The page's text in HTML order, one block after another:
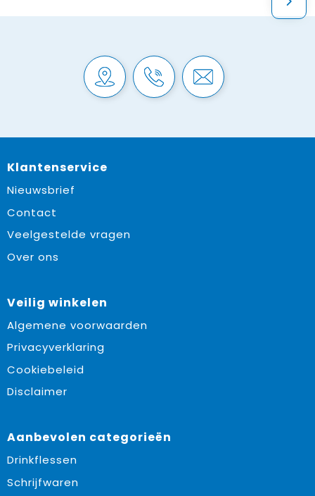
Klantenservice
Nieuwsbrief
Contact
Veelgestelde vragen
Over ons
Veilig winkelen
Algemene voorwaarden
Privacyverklaring
Cookiebeleid
Disclaimer
Aanbevolen categorieën
Drinkflessen
Schrijfwaren